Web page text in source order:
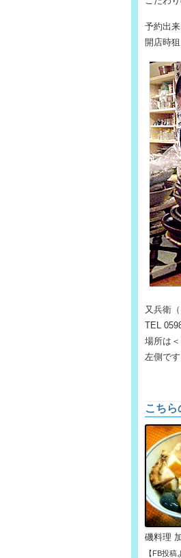
予約出
開店時
又兵衛（
TEL
場所は
左側です
こちら
磯料理
【FB投